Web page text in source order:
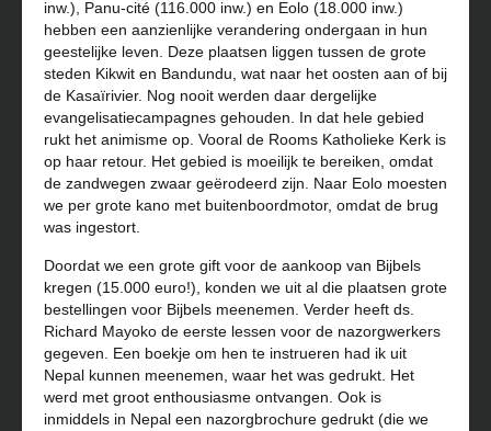
inw.), Panu-cité (116.000 inw.) en Eolo (18.000 inw.)
hebben een aanzienlijke verandering ondergaan in hun
geestelijke leven. Deze plaatsen liggen tussen de grote
steden Kikwit en Bandundu, wat naar het oosten aan of bij
de Kasaïrivier. Nog nooit werden daar dergelijke
evangelisatiecampagnes gehouden. In dat hele gebied
rukt het animisme op. Vooral de Rooms Katholieke Kerk is
op haar retour. Het gebied is moeilijk te bereiken, omdat
de zandwegen zwaar geërodeerd zijn. Naar Eolo moesten
we per grote kano met buitenboordmotor, omdat de brug
was ingestort.
Doordat we een grote gift voor de aankoop van Bijbels
kregen (15.000 euro!), konden we uit al die plaatsen grote
bestellingen voor Bijbels meenemen. Verder heeft ds.
Richard Mayoko de eerste lessen voor de nazorgwerkers
gegeven. Een boekje om hen te instrueren had ik uit
Nepal kunnen meenemen, waar het was gedrukt. Het
werd met groot enthousiasme ontvangen. Ook is
inmiddels in Nepal een nazorgbrochure gedrukt (die we